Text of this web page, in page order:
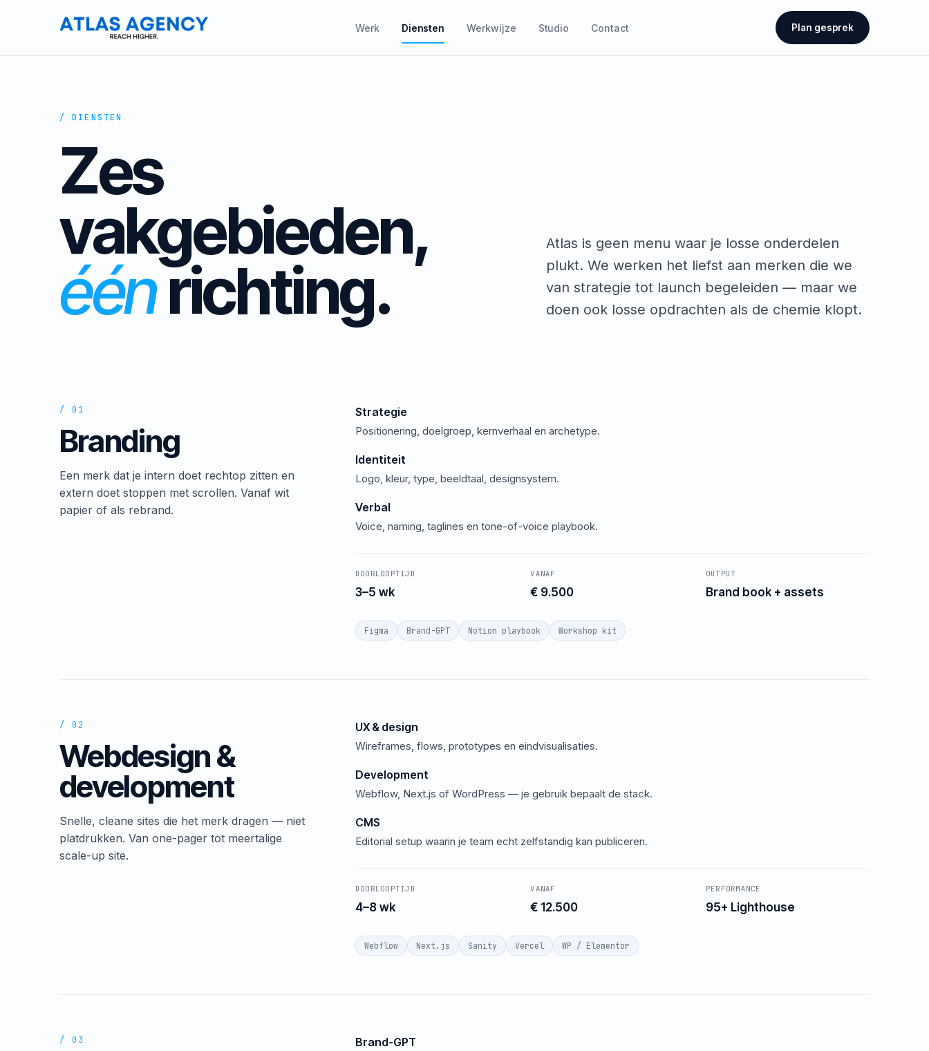
Werk Diensten Werkwijze Studio Contact Plan gesprek
/ DIENSTEN
Zes
vakgebieden,
éénrichting.
Atlas is geen menu waar je losse onderdelen
plukt. We werken het liefst aan merken die we
van strategie tot launch begeleiden — maar we
doen ook losse opdrachten als de chemie klopt.
/ 01
Branding
Een merk dat je intern doet rechtop zitten en
extern doet stoppen met scrollen. Vanaf wit
papier of als rebrand.
Strategie
Positionering, doelgroep, kernverhaal en archetype.
Identiteit
Logo, kleur, type, beeldtaal, designsystem.
Verbal
Voice, naming, taglines en tone-of-voice playbook.
DOORLOOPTIJD
3–5 wk
VANAF
€ 9.500
OUTPUT
Brand book + assets
Figma Brand-GPT Notion playbook Workshop kit
/ 02
Webdesign &
development
Snelle, cleane sites die het merk dragen — niet
platdrukken. Van one-pager tot meertalige
scale-up site.
UX & design
Wireframes, flows, prototypes en eindvisualisaties.
Development
Webflow, Next.js of WordPress — je gebruik bepaalt de stack.
CMS
Editorial setup waarin je team echt zelfstandig kan publiceren.
DOORLOOPTIJD
4–8 wk
VANAF
€ 12.500
PERFORMANCE
95+ Lighthouse
Webflow Next.js Sanity Vercel WP / Elementor
/ 03 Brand-GPT